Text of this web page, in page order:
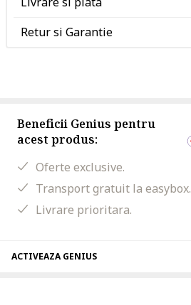
Retur si Garantie
Beneficii Genius pentru
acest produs:
Oferte exclusive.
Transport gratuit la easybox.
Livrare prioritara.
ACTIVEAZA GENIUS